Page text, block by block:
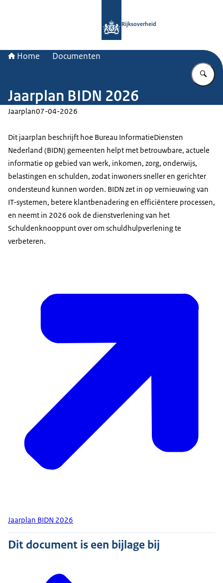
Rijksoverheid
Home Documenten
Jaarplan BIDN 2026
Jaarplan07-04-2026
Dit jaarplan beschrijft hoe Bureau InformatieDiensten
Nederland (BIDN) gemeenten helpt met betrouwbare, actuele
informatie op gebied van werk, inkomen, zorg, onderwijs,
belastingen en schulden, zodat inwoners sneller en gerichter
ondersteund kunnen worden. BIDN zet in op vernieuwing van
IT-systemen, betere klantbenadering en efficiëntere processen,
en neemt in 2026 ook de dienstverlening van het
Schuldenknooppunt over om schuldhulpverlening te
verbeteren.
Jaarplan BIDN 2026
Dit document is een bijlage bij